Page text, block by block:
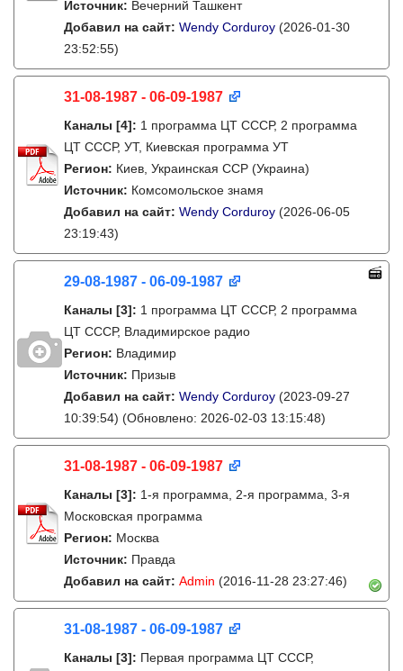
Источник: Вечерний Ташкент
Добавил на сайт: Wendy Corduroy (2026-01-30
23:52:55)
31-08-1987 - 06-09-1987
Каналы [4]: 1 программа ЦТ СССР, 2 программа
ЦТ СССР, УТ, Киевская программа УТ
Регион: Киев, Украинская ССР (Украина)
Источник: Комсомольское знамя
Добавил на сайт: Wendy Corduroy (2026-06-05
23:19:43)
29-08-1987 - 06-09-1987
Каналы [3]: 1 программа ЦТ СССР, 2 программа
ЦТ СССР, Владимирское радио
Регион: Владимир
Источник: Призыв
Добавил на сайт: Wendy Corduroy (2023-09-27
10:39:54) (Обновлено: 2026-02-03 13:15:48)
31-08-1987 - 06-09-1987
Каналы [3]: 1-я программа, 2-я программа, 3-я
Московская программа
Регион: Москва
Источник: Правда
Добавил на сайт: Admin (2016-11-28 23:27:46)
31-08-1987 - 06-09-1987
Каналы [3]: Первая программа ЦТ СССР,